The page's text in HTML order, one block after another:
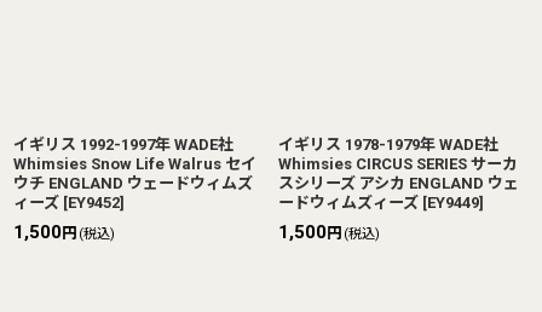
イギリス 1992-1997年 WADE社
Whimsies Snow Life Walrus セイ
ウチ ENGLAND ウェードウィムズ
ィーズ [EY9452]
1,500円 (税込)
イギリス 1978-1979年 WADE社
Whimsies CIRCUS SERIES サーカ
スシリーズ アシカ ENGLAND ウェ
ードウィムズィーズ [EY9449]
1,500円 (税込)